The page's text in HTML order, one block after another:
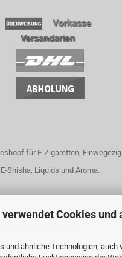
Cookies und
und ähnliche Technologien, auch
für E-Zigaretten,
E-Shisha, Liquids und Aroma.
eine riesige Auswahl an
DHL Blitzversand!